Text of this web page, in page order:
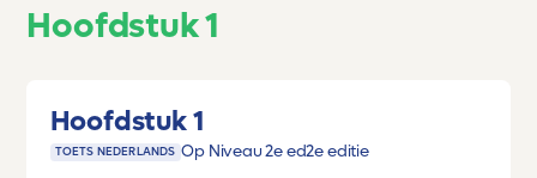
Hoofdstuk 1
Hoofdstuk 1
TOETS NEDERLANDS Op Niveau 2e ed2e editie